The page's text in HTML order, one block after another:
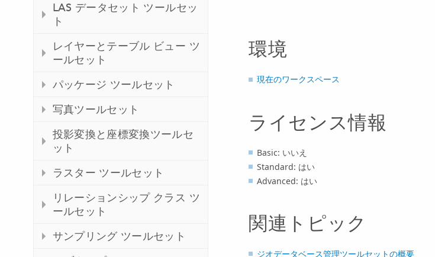
LAS データセット ツールセッ
ト
レイヤーとテーブル ビュー ツ
ールセット
パッケージ ツールセット
写真ツールセット
投影変換と座標変換ツールセ
ット
ラスター ツールセット
リレーションシップ クラス ツ
ールセット
サンプリング ツールセット
環境
現在のワークスペース
ライセンス情報
Basic: いいえ
Standard: はい
Advanced: はい
関連トピック
ジオデータベース管理ツールセットの概要